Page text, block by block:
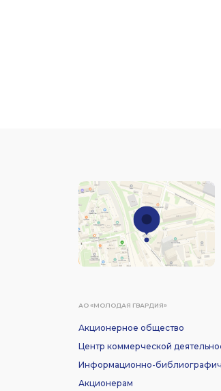
АО «МОЛОДАЯ ГВАРДИЯ»
Акционерное общество
Центр коммерческой
Информационно-
Акционерам